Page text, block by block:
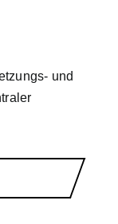
und